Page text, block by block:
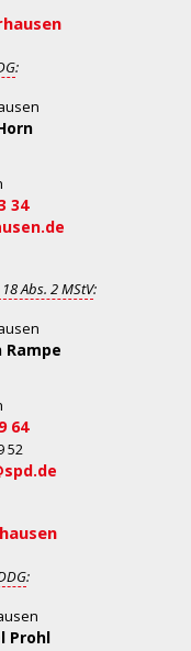
:
34
18 Abs. 2 MStV:
Rampe
64
52
:
Prohl